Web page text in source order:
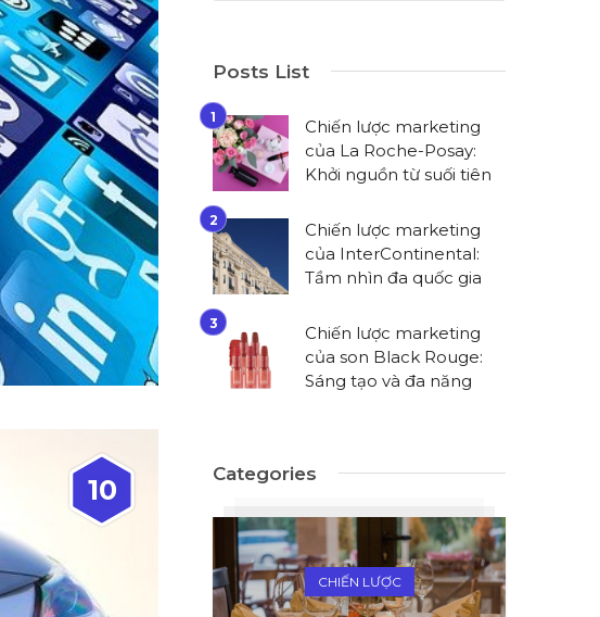
10
Posts List
Chiến lược marketing
của La Roche-Posay:
Khởi nguồn từ suối tiên
Chiến lược marketing
của InterContinental:
Tầm nhìn đa quốc gia
Chiến lược marketing
của son Black Rouge:
Sáng tạo và đa năng
Categories
CHIẾN LƯỢC